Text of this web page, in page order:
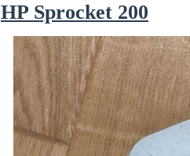
HP Sprocket 200